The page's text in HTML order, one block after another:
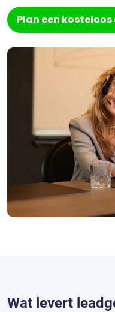
Plan een
Wat levert